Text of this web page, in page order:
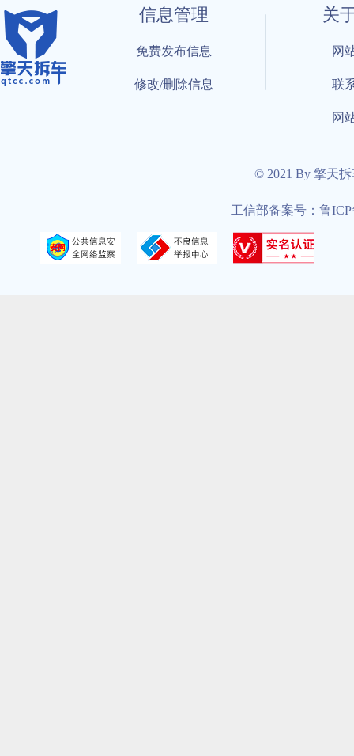
信息管理
免费发布信息
修改/删除信息
关
网
联
网
© 2021 By 擎天
工信部备案号：鲁